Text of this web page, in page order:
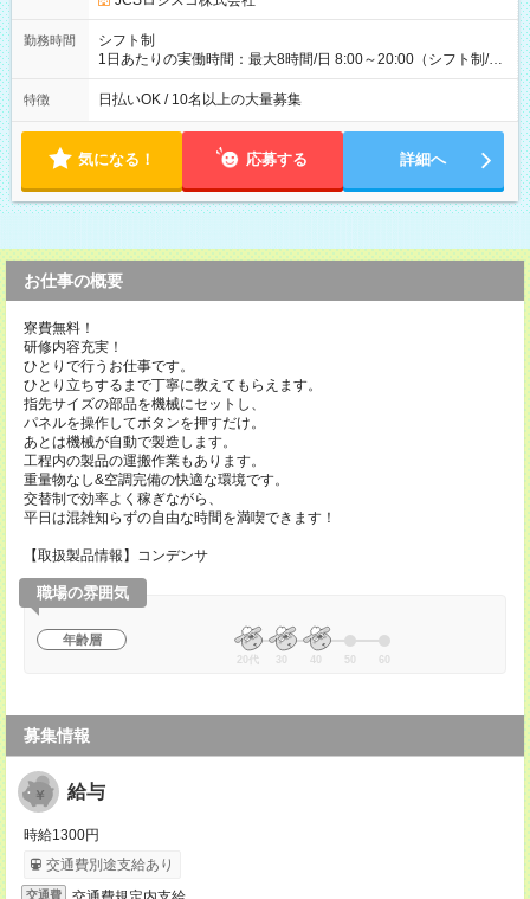
(日休み) ■月収80万円(43歳男性/墨田区在住)※元営業 1日200個
勤務時間
シフト制
1日あたりの実働時間：最大8時間/日 8:00～20:00（シフト制/実
働8時間） ※週5日勤務（場所次第では週4も有り） ※配達状況
によって時間外での勤務可能性有り ※案件により多少の前後あ
特徴 日払いOK / 10名以上の大量募集
気になる！ 応募する 詳細へ
お仕事の概要
寮費無料！
研修内容充実！
ひとりで行うお仕事です。
ひとり立ちするまで丁寧に教えてもらえます。
指先サイズの部品を機械にセットし、
パネルを操作してボタンを押すだけ。
あとは機械が自動で製造します。
工程内の製品の運搬作業もあります。
重量物なし&空調完備の快適な環境です。
交替制で効率よく稼ぎながら、
平日は混雑知らずの自由な時間を満喫できます！
【取扱製品情報】コンデンサ
職場の雰囲気
年齢層
20代 30 40 50 60
募集情報
給与
時給1300円
交通費別途支給あり
交通費